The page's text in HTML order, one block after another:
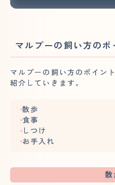
マルプーの飼い方のポ
マルプーの飼い方のポイン
紹介していきます。
散歩
食事
しつけ
お手入れ
散